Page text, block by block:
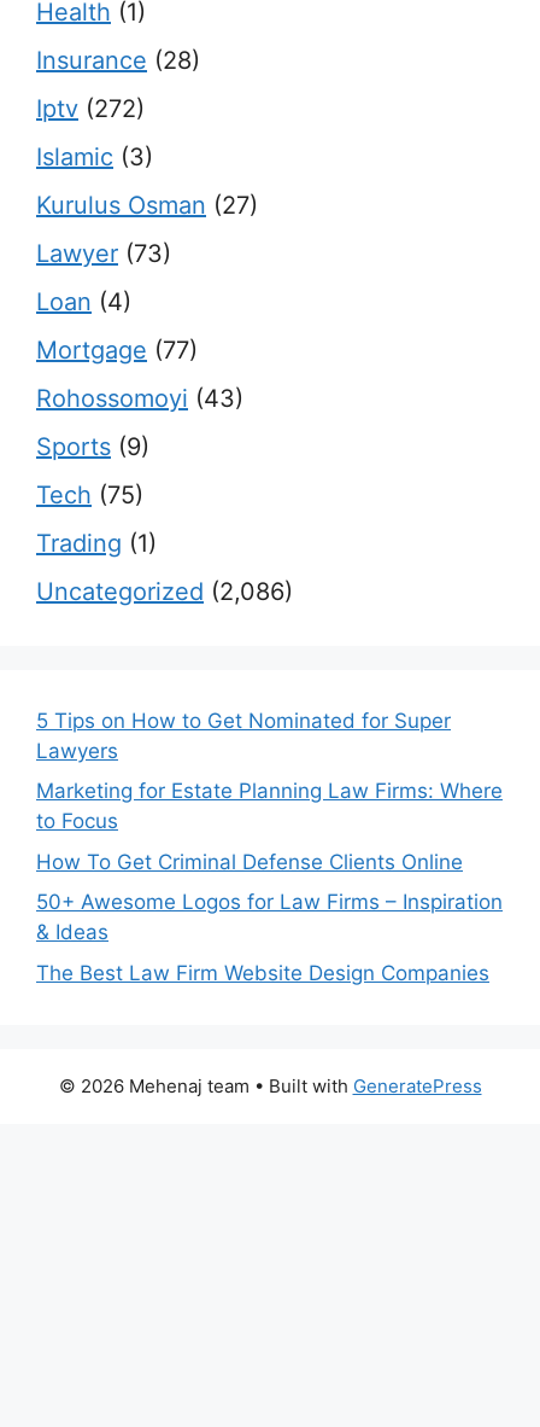
Health (1)
Insurance (28)
Iptv (272)
Islamic (3)
Kurulus Osman (27)
Lawyer (73)
Loan (4)
Mortgage (77)
Rohossomoyi (43)
Sports (9)
Tech (75)
Trading (1)
Uncategorized (2,086)
5 Tips on How to Get Nominated for Super
Lawyers
Marketing for Estate Planning Law Firms: Where
to Focus
How To Get Criminal Defense Clients Online
50+ Awesome Logos for Law Firms – Inspiration
& Ideas
The Best Law Firm Website Design Companies
© 2026 Mehenaj team • Built with GeneratePress